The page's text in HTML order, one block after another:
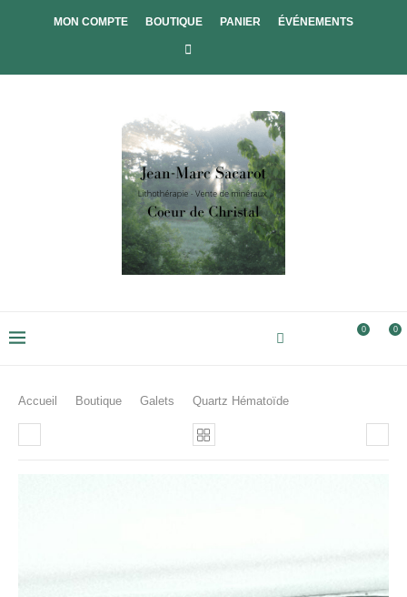
MON COMPTE BOUTIQUE PANIER ÉVÉNEMENTS
0 0
Accueil Boutique Galets Quartz Hématoïde